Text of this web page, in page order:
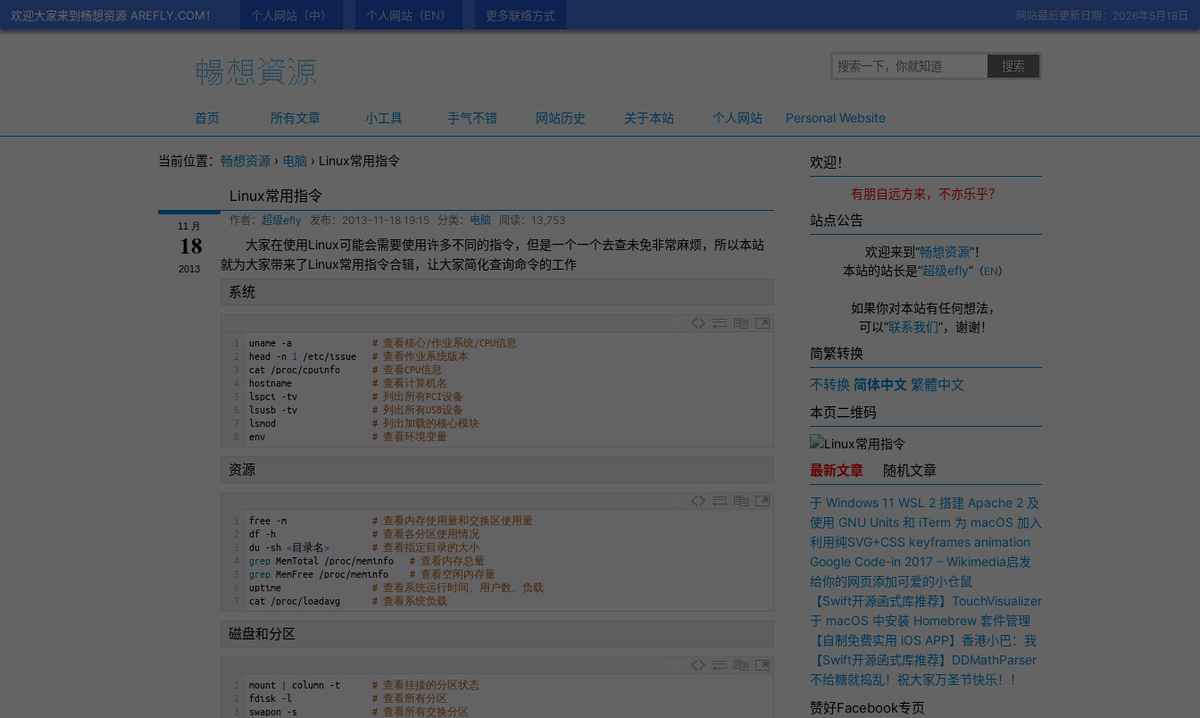
网站最后更新日期：2026年5月18日
欢迎大家来到畅想资源 AREFLY.COM！ 个人网站（中） 个人网站（EN） 更多联络方式
首页 所有文章 小工具 手气不错 网站历史 关于本站 个人网站 Personal Website
当前位置： 畅想资源 › 电脑 › Linux常用指令
Linux常用指令
11 月
18
2013
作者： 超级efly 发布： 2013-11-18 19:15 分类： 电脑 阅读：13,753
大家在使用Linux可能会需要使用许多不同的指令，但是一个一个去查未免非常麻烦，所以本站
就为大家带来了Linux常用指令合辑，让大家简化查询命令的工作
系统
2
3
4
5
6
7
8
uname -a
# 查看核心/作业系统/CPU信息
head
-n 1 /etc /issue
# 查看作业系统版本
cat
/proc /cpuinfo
# 查看CPU信息
hostname
# 查看计算机名
lspci
-tv
# 列出所有PCI设备
lsusb -tv
# 列出所有USB设备
lsmod
# 列出加载的核心模块
env
# 查看环境变量
资源
2
3
4
5
6
7
free -m
# 查看内存使用量和交换区使用量
df -h
# 查看各分区使用情况
du
-sh <目录名 >
# 查看指定目录的大小
grep MemTotal /proc /meminfo
# 查看内存总量
grep MemFree /proc /meminfo
# 查看空闲内存量
uptime
# 查看系统运行时间、用户数、负载
cat
/proc /loadavg # 查看系统负载
磁盘和分区
2
3
mount | column -t
# 查看挂接的分区状态
fdisk
-l
# 查看所有分区
swapon
-s
# 查看所有交换分区
欢迎！
有朋自远方来，不亦乐乎？
站点公告
欢迎来到“畅想资源”！
本站的站长是“超级efly” （EN）
如果你对本站有任何想法，
可以“联系我们”， 谢谢！
简繁转换
不转换 简体中文 繁體中文
本页二维码
最新文章 随机文章
于 Windows 11 WSL 2 搭建 Apache 2 及
PHP 7 开发环境
使用 GNU Units 和 iTerm 为 macOS 加入
快捷多功能计算器
利用纯SVG+CSS keyframes animation
动画实现手写毛笔字（书法）效果
Google Code-in 2017 – Wikimedia启发
与感想
给你的网页添加可爱的小仓鼠
【Swift开源函式库推荐】TouchVisualizer
– 于屏幕上显示你所触摸的位置
于 macOS 中安装 Homebrew 套件管理
工具
【自制免费实用 iOS APP】香港小巴：我
要下车！
【Swift开源函式库推荐】DDMathParser
– 通过文字表达式（算式）计算结果
不给糖就捣乱！祝大家万圣节快乐！！
赞好Facebook专页